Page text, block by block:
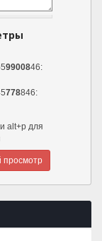
9900846:
778846:
alt+p для